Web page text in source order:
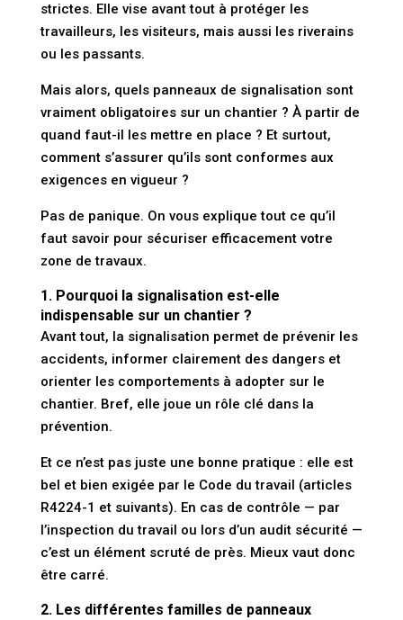
strictes. Elle vise avant tout à protéger les
travailleurs, les visiteurs, mais aussi les riverains
ou les passants.
Mais alors, quels panneaux de signalisation sont
vraiment obligatoiressur un chantier ? À partir de
quand faut-il les mettre en place ? Et surtout,
comment s’assurer qu’ils sont conformesaux
exigences en vigueur ?
Pas de panique. On vous explique tout ce qu’il
faut savoir pour sécuriser efficacement votre
zone de travaux.
1. Pourquoi la signalisation est-elle
indispensable sur un chantier ?
Avant tout, la signalisation permet de prévenir les
accidents, informer clairement des dangerset
orienter les comportementsà adopter sur le
chantier. Bref, elle joue un rôle clé dans la
prévention.
Et ce n’est pas juste une bonne pratique : elle est
bel et bien exigée par le Code du travail (articles
R4224-1 et suivants). En cas de contrôle — par
l’inspection du travail ou lors d’un audit sécurité —
c’est un élément scruté de près. Mieux vaut donc
être carré.
2. Les différentes familles de panneaux